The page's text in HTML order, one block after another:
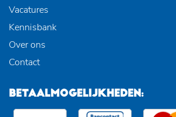
Vacatures
Kennisbank
Over ons
Contact
BETAALMOGELIJKHEDEN: